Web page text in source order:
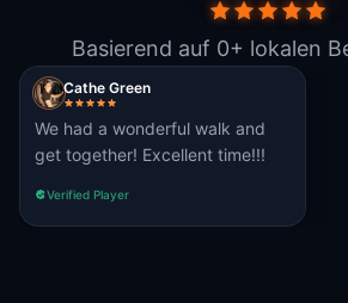
Basierend auf 0+ lokalen
Cathe Green
We had a wonderful walk and
get together! Excellent time!!!
Verified Player